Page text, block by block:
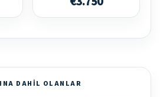
DAHIL OLANLAR